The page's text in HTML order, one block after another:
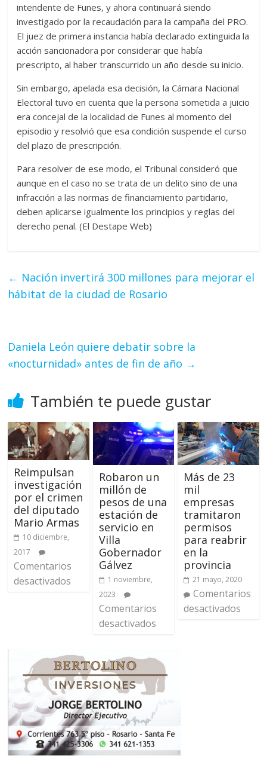
intendente de Funes, y ahora continuará siendo
investigado por la recaudación para la campaña del PRO.
El juez de primera instancia había declarado extinguida la
acción sancionadora por considerar que había
prescripto, al haber transcurrido un año desde su inicio.
Sin embargo, apelada esa decisión, la Cámara Nacional
Electoral tuvo en cuenta que la persona sometida a juicio
era concejal de la localidad de Funes al momento del
episodio y resolvió que esa condición suspende el curso
del plazo de prescripción.
Para resolver de ese modo, el Tribunal consideró que
aunque en el caso no se trata de un delito sino de una
infracción a las normas de financiamiento partidario,
deben aplicarse igualmente los principios y reglas del
derecho penal. (El Destape Web)
← Nación invertirá 300 millones para mejorar el
hábitat de la ciudad de Rosario
Daniela León quiere debatir sobre la
«nocturnidad» antes de fin de año →
También te puede gustar
Reimpulsan
investigación
por el crimen
del diputado
Mario Armas
10 diciembre,
2017
Comentarios
desactivados
Robaron un
millón de
pesos de una
estación de
servicio en
Villa
Gobernador
Gálvez
1 noviembre,
2023
Comentarios
desactivados
Más de 23
mil
empresas
tramitaron
permisos
para reabrir
en la
provincia
21 mayo, 2020
Comentarios
desactivados